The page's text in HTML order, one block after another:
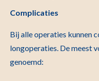
Complicaties
Bij alle operaties kunnen
longoperaties. De meest
genoemd: